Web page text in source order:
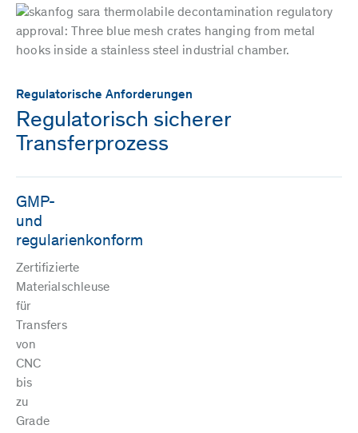
Regulatorische Anforderungen
Regulatorisch sicherer
Transferprozess
GMP-
und
regularienkonform
Zertifizierte
Materialschleuse
für
Transfers
von
CNC
bis
zu
Grade